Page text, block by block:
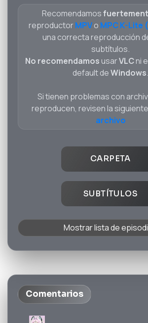
Recomendamos
reproductorMPVo MPC K-Lite
una correcta reproducción
subtítulos.
No recomendamosusarVLCni
default deWindows.
Si tienen problemas con
reproducen, revisen la
archivo
CARPETA
SUBTÍTULOS
Mostrar lista de
Comentarios